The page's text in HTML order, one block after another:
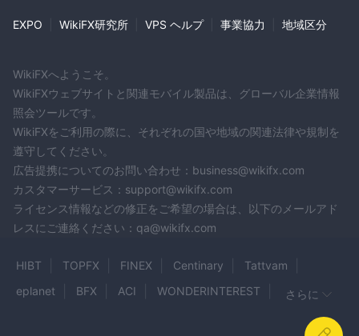
EXPO WikiFX研究所 VPS ヘルプ 事業協力 地域区分
WikiFXへようこそ。
WikiFXウェブサイトと関連モバイル製品は、グローバル企業情報
照会ツールです。
WikiFXをご利用の際に、それぞれの国や地域の関連法律や規制を
遵守してください。
広告提携についてのお問い合わせ：business@wikifx.com
カスタマーサービス：support@wikifx.com
ライセンス情報などの修正をご希望の場合は、以下のメールアド
レスにご連絡ください：qa@wikifx.com
HIBT TOPFX FINEX Centinary
Tattvam
eplanet
BFX ACI
WONDERINTEREST
さらに